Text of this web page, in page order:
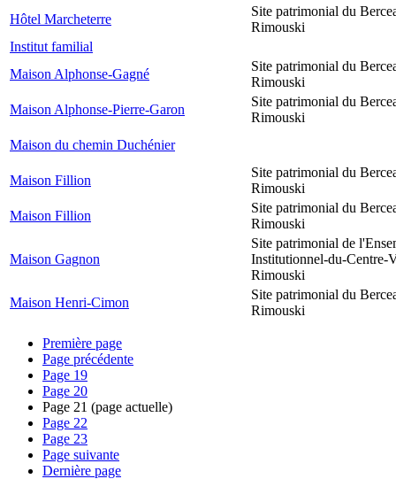
Hôtel Marcheterre
Site patrimonial du
Rimouski
Institut familial
Maison Alphonse-Gagné
Site patrimonial du
Rimouski
Maison Alphonse-Pierre-Garon
Site patrimonial du
Rimouski
Maison du chemin Duchénier
Maison Fillion
Site patrimonial du
Rimouski
Maison Fillion
Site patrimonial du
Rimouski
Maison Gagnon
Site patrimonial de
Institutionnel-du-Centre-
Rimouski
Maison Henri-Cimon
Site patrimonial du
Rimouski
Première page
Page précédente
Page 19
Page 20
Page 21 (page actuelle)
Page 22
Page 23
Page suivante
Dernière page